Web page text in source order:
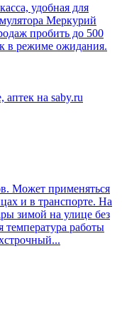
удобная для
Меркурий
пробить до 500
в режиме ожидания.
Может применяться
и в транспорте. На
зимой на улице без
температура работы